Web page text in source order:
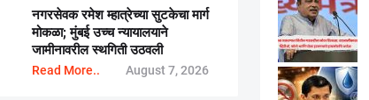
नगरसेवक रमेश म्हात्रेच्या सुटकेचा मार्ग
मोकळा; मुंबई उच्च न्यायालयाने
जामीनावरील स्थगिती उठवली
Read More.. August 7, 2026